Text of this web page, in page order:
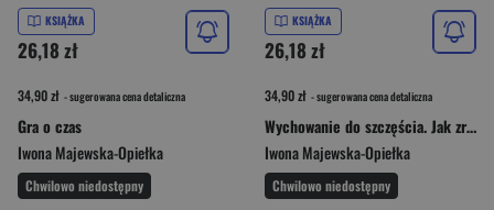
KSIĄŻKA
26,18 zł
34,90 zł - sugerowana cena detaliczna
Gra o czas
Iwona Majewska-Opiełka
Chwilowo niedostępny
KSIĄŻKA
26,18 zł
34,90 zł - sugerowana cena detaliczna
Wychowanie do szczęścia. Jak zrozumieć i pokochać siebie, by móc zrozumieć i pokochać dziecko
Iwona Majewska-Opiełka
Chwilowo niedostępny